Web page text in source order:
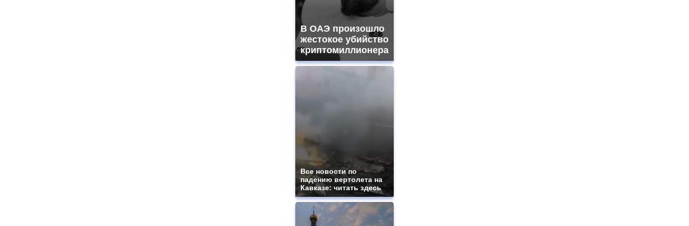
В ОАЭ произошло
жестокое убийство
криптомиллионера
Все новости по
падению вертолета на
Кавказе: читать здесь